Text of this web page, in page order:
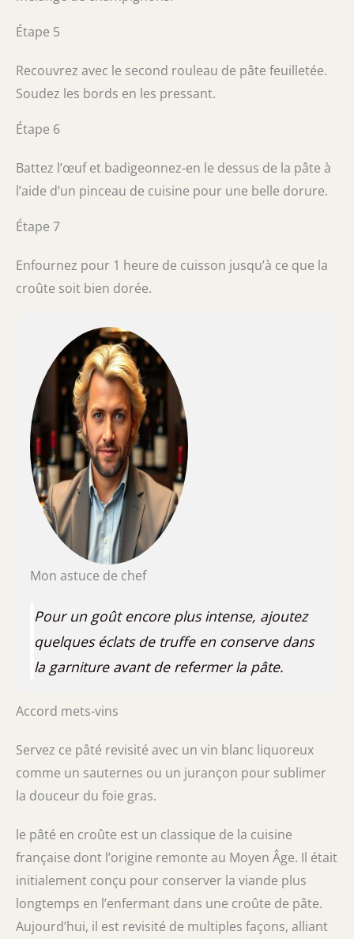
Étape 5
Recouvrez avec le second rouleau de pâte feuilletée.
Soudez les bords en les pressant.
Étape 6
Battez l’œuf et badigeonnez-en le dessus de la pâte à
l’aide d’un pinceau de cuisine pour une belle dorure.
Étape 7
Enfournez pour 1 heure de cuisson jusqu’à ce que la
croûte soit bien dorée.
Mon astuce de chef
Pour un goût encore plus intense, ajoutez
quelques éclats de truffe en conserve dans
la garniture avant de refermer la pâte.
Accord mets-vins
Servez ce pâté revisité avec un vin blanc liquoreux
comme un sauternes ou un jurançon pour sublimer
la douceur du foie gras.
le pâté en croûte est un classique de la cuisine
française dont l’origine remonte au Moyen Âge. Il était
initialement conçu pour conserver la viande plus
longtemps en l’enfermant dans une croûte de pâte.
Aujourd’hui, il est revisité de multiples façons, alliant